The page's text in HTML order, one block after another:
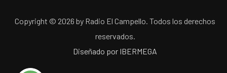
Copyright © 2026 by Radio El Campello. Todos los derechos
reservados.
Diseñado por IBERMEGA